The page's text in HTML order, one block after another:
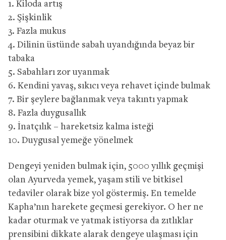
1. Kiloda artış
2. Şişkinlik
3. Fazla mukus
4. Dilinin üstünde sabah uyandığında beyaz bir
tabaka
5. Sabahları zor uyanmak
6. Kendini yavaş, sıkıcı veya rehavet içinde bulmak
7. Bir şeylere bağlanmak veya takıntı yapmak
8. Fazla duygusallık
9. İnatçılık – hareketsiz kalma isteği
10. Duygusal yemeğe yönelmek
Dengeyi yeniden bulmak için, 5000 yıllık geçmişi
olan Ayurveda yemek, yaşam stili ve bitkisel
tedaviler olarak bize yol göstermiş. En temelde
Kapha’nın harekete geçmesi gerekiyor. O her ne
kadar oturmak ve yatmak istiyorsa da zıtlıklar
prensibini dikkate alarak dengeye ulaşması için